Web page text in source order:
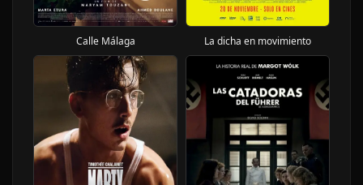
Calle Málaga La dicha en movimiento